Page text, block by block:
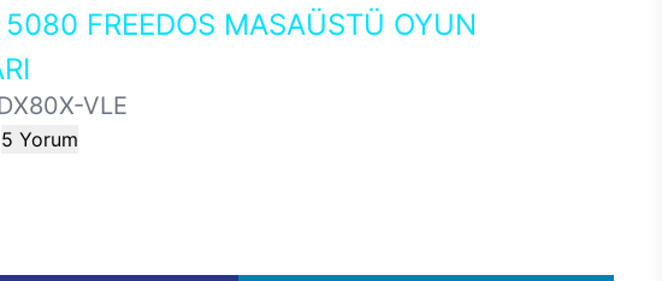
5080 FREEDOS MASAÜSTÜ OYUN
VLE
5 Yorum